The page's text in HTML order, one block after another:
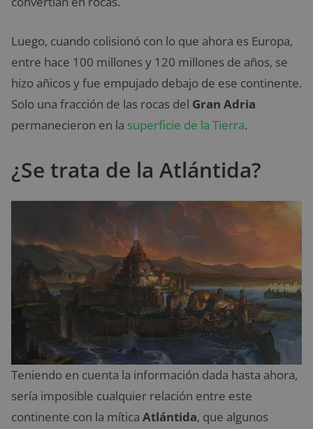
Luego, cuando colisionó con lo que ahora es Europa,
entre hace 100 millones y 120 millones de años, se
hizo añicos y fue empujado debajo de ese continente.
Solo una fracción de las rocas del Gran Adria
permanecieron en la superficie de la Tierra.
¿Se trata de la Atlántida?
Teniendo en cuenta la información dada hasta ahora,
sería imposible cualquier relación entre este
continente con la mítica Atlántida, que algunos